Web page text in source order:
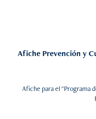
Afiche Prevención y
Afiche para el "Programa